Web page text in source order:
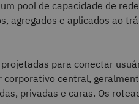
pool de capacidade de
agregados e aplicados ao
para conectar
central,
privadas e caras. Os